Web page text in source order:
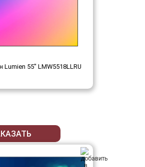
55" LMW5518LLRU